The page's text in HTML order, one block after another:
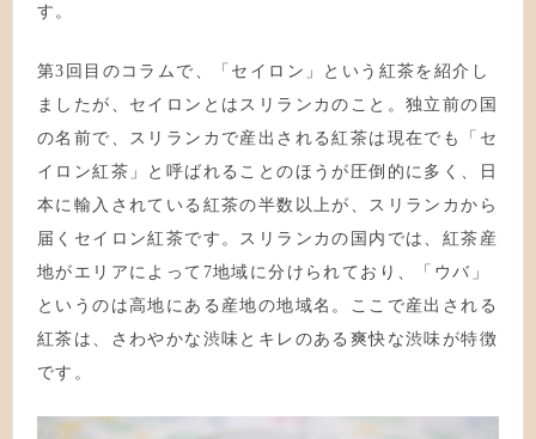
す。
第3回目のコラムで、「セイロン」という紅茶を紹介し
ましたが、セイロンとはスリランカのこと。独立前の国
の名前で、スリランカで産出される紅茶は現在でも「セ
イロン紅茶」と呼ばれることのほうが圧倒的に多く、日
本に輸入されている紅茶の半数以上が、スリランカから
届くセイロン紅茶です。スリランカの国内では、紅茶産
地がエリアによって7地域に分けられており、「ウバ」
というのは高地にある産地の地域名。ここで産出される
紅茶は、さわやかな渋味とキレのある爽快な渋味が特徴
です。